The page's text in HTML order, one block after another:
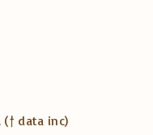
data inc)